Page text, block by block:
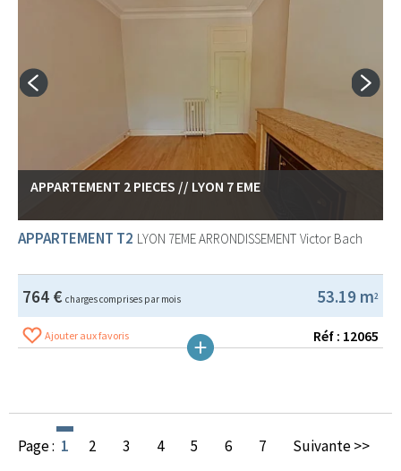
APPARTEMENT 2 PIECES // LYON 7 EME
APPARTEMENT T2 LYON 7EME ARRONDISSEMENT Victor Bach
53.19 m2
764 € charges comprises par mois
Ajouter aux favoris Réf : 12065
Page : 1 2 3 4 5 6 7 Suivante >>